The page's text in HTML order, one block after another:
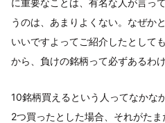
うのは、あまりよくない。なぜか
いいですよってご紹介したとして
から、負けの銘柄って必ずあるわけ
10銘柄買えるという人ってなかな
2つ買ったとした場合、それがた